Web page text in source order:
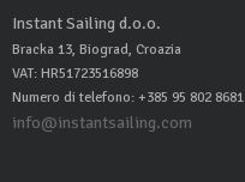
Instant Sailing d.o.o.
Bracka 13, Biograd, Croazia
VAT: HR51723516898
Numero di telefono: +385 95 802 8681
info@instantsailing.com